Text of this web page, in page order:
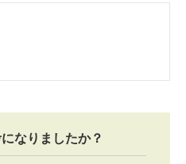
なりましたか？